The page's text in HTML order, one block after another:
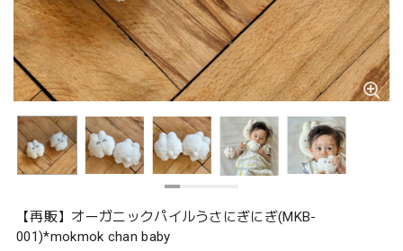
【再販】オーガニックパイルうさにぎにぎ(MKB-
001)*mokmok chan baby